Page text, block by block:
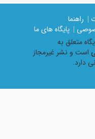
|
راهنما
|
پایگاه های ما
متعلق به
است و نشر غیرمجاز
دارد.